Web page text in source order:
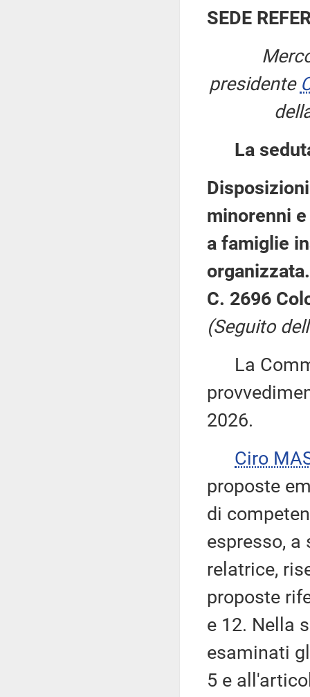
SEDE
presidente
La
minorenni
a famiglie
organizzata.
C. 2696
(Seguito
La
2026.
Ciro
proposte
di
espresso, a
relatrice,
proposte
e 12. Nella
esaminati
5 e